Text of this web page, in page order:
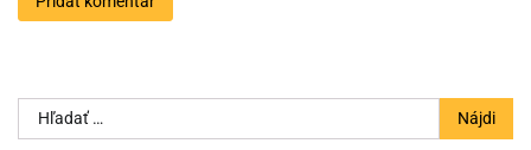
Hľadať: